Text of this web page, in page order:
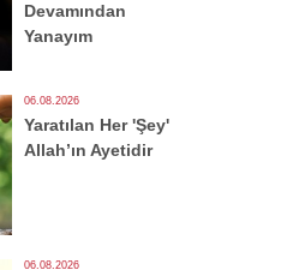
Devamından
Yanayım
06.08.2026
Yaratılan Her 'Şey'
Allah’ın Ayetidir
06.08.2026